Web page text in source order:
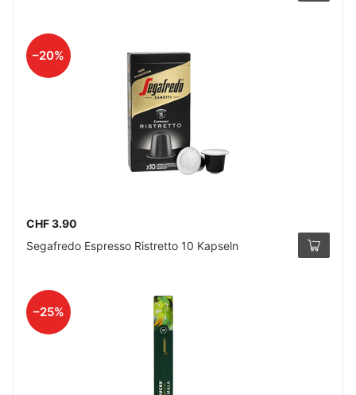
–20%
CHF 3.90
Segafredo Espresso Ristretto 10 Kapseln
–25%